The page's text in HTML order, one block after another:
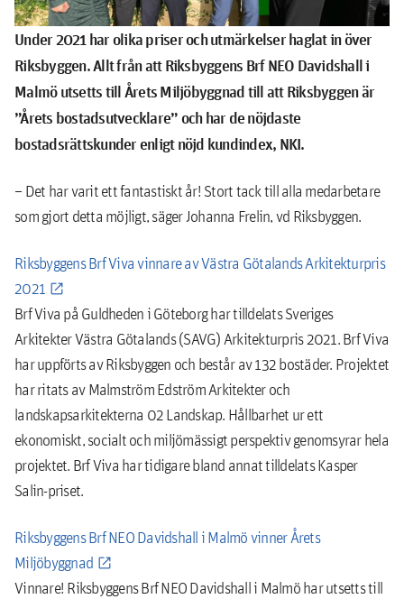
Under 2021 har olika priser och utmärkelser haglat in över
Riksbyggen. Allt från att Riksbyggens Brf NEO Davidshall i
Malmö utsetts till Årets Miljöbyggnad till att Riksbyggen är
”Årets bostadsutvecklare” och har de nöjdaste
bostadsrättskunder enligt nöjd kundindex, NKI.
– Det har varit ett fantastiskt år! Stort tack till alla medarbetare
som gjort detta möjligt, säger Johanna Frelin, vd Riksbyggen.
Riksbyggens Brf Viva vinnare av Västra Götalands Arkitekturpris
2021
Brf Viva på Guldheden i Göteborg har tilldelats Sveriges
Arkitekter Västra Götalands (SAVG) Arkitekturpris 2021. Brf Viva
har uppförts av Riksbyggen och består av 132 bostäder. Projektet
har ritats av Malmström Edström Arkitekter och
landskapsarkitekterna 02 Landskap. Hållbarhet ur ett
ekonomiskt, socialt och miljömässigt perspektiv genomsyrar hela
projektet. Brf Viva har tidigare bland annat tilldelats Kasper
Salin-priset.
Riksbyggens Brf NEO Davidshall i Malmö vinner Årets
Miljöbyggnad
Vinnare! Riksbyggens Brf NEO Davidshall i Malmö har utsetts till